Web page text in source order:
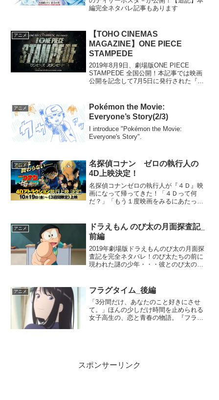
編完全ネタバレ記事もあります
アニメ
【TOHO CINEMAS
MAGAZINE】ONE PIECE
STAMPEDE
2019年8月9日、劇場版ONE PIECE
STAMPEDE 全国公開！本記事では映画
公開を記念して7月5日に発行された『
けて、STAMPEDE(熱狂的行動)しよう！
アニメ
Pokémon the Movie:
Everyone’s Story(2/3)
I introduce "Pokémon the Movie:
Everyone's Story".
アニメ
名探偵コナン ゼロの執行人の
4D上映決定！
名探偵コナンゼロの執行人が『４Ｄ』映
画になって帰ってきた！「４Ｄって何
だ？」「もう１度映画をみるにあたって
アニメ
ドラえもん のび太の月面探査記_
前編
2019年劇場版ドラえもんのび太の月面探
査記を完全ネタバレ！のび太たちの前に
現われた謎の少年・・・彼とのび太の紡
アニメ フラグタイム_後編
「3分間だけ、あなたのこと好きにさせ
て。」ほんの少しだけ時間を止められる
女子高生の、恋と青春の物語。『フラグ
スポンサーリンク